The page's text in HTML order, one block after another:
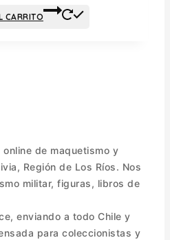
CARRITO
de maquetismo y
Región de Los Ríos. Nos
militar, figuras, libros de
enviando a todo Chile y
para coleccionistas y